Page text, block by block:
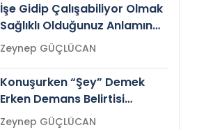
İşe Gidip Çalışabiliyor Olmak
Sağlıklı Olduğunuz Anlamına
Gelir mi?Zeynep GÜÇLÜCAN
Konuşurken “Şey” Demek
Erken Demans Belirtisi
Olabilir mi?Zeynep GÜÇLÜCAN